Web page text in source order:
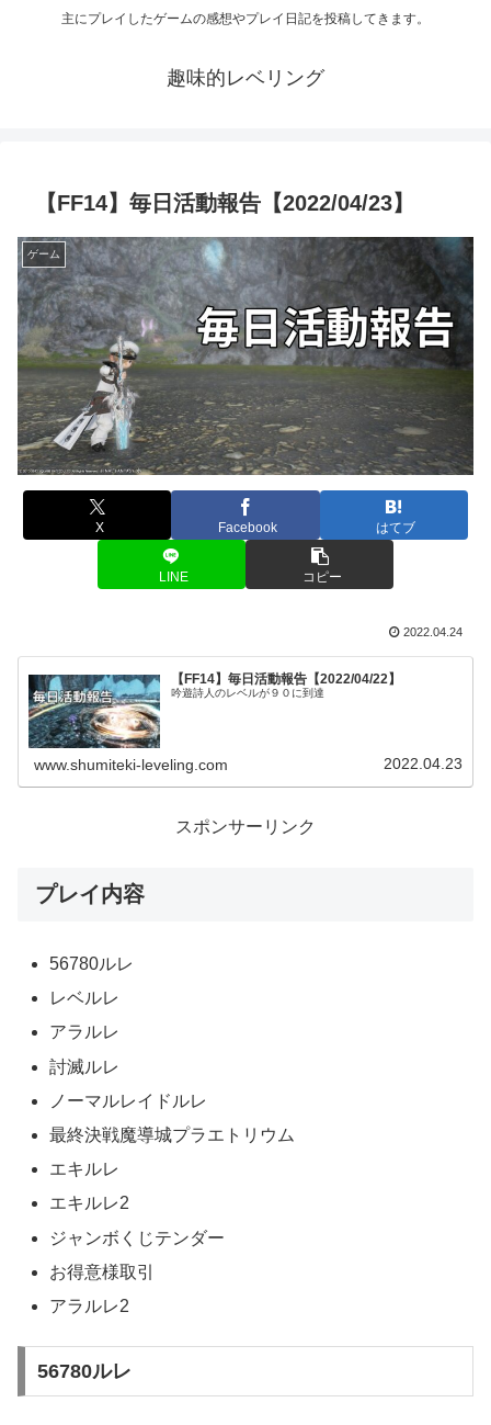
主にプレイしたゲームの感想やプレイ日記を投稿してきます。
趣味的レベリング
【FF14】毎日活動報告【2022/04/23】
ゲーム
X Facebook はてブ
LINE コピー
2022.04.24
【FF14】毎日活動報告【2022/04/22】
吟遊詩人のレベルが９０に到達
www.shumiteki-leveling.com 2022.04.23
スポンサーリンク
プレイ内容
56780ルレ
レベルレ
アラルレ
討滅ルレ
ノーマルレイドルレ
最終決戦魔導城プラエトリウム
エキルレ
エキルレ2
ジャンボくじテンダー
お得意様取引
アラルレ2
56780ルレ